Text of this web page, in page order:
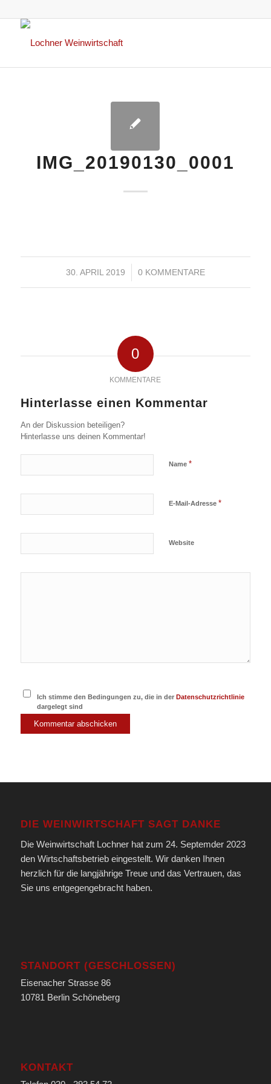
IMG_20190130_0001
30. APRIL 2019
/ 0 KOMMENTARE
0
KOMMENTARE
Hinterlasse einen Kommentar
An der Diskussion beteiligen?
Hinterlasse uns deinen Kommentar!
Name *
E-Mail-Adresse *
Website
Ich stimme den Bedingungen zu, die in der Datenschutzrichtlinie
dargelegt sind
DIE WEINWIRTSCHAFT SAGT DANKE
Die Weinwirtschaft Lochner hat zum 24. Septemder 2023
den Wirtschaftsbetrieb eingestellt. Wir danken Ihnen
herzlich für die langjährige Treue und das Vertrauen, das
Sie uns entgegengebracht haben.
STANDORT (GESCHLOSSEN)
Eisenacher Strasse 86
10781 Berlin Schöneberg
KONTAKT